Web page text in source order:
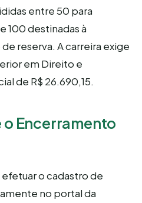
entre 50 para
100 destinadas à
reserva. A carreira exige
em Direito e
de R$ 26.690,15.
Encerramento
o cadastro de
no portal da